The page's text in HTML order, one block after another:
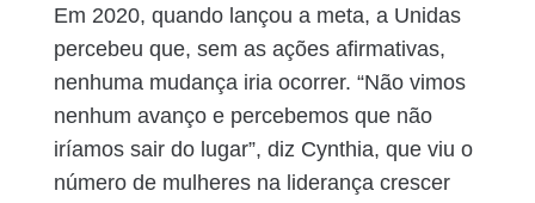
Em 2020, quando lançou a meta, a Unidas
percebeu que, sem as ações afirmativas,
nenhuma mudança iria ocorrer. “Não vimos
nenhum avanço e percebemos que não
iríamos sair do lugar”, diz Cynthia, que viu o
número de mulheres na liderança crescer